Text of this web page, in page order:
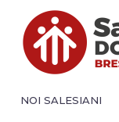
NOI SALESIANI